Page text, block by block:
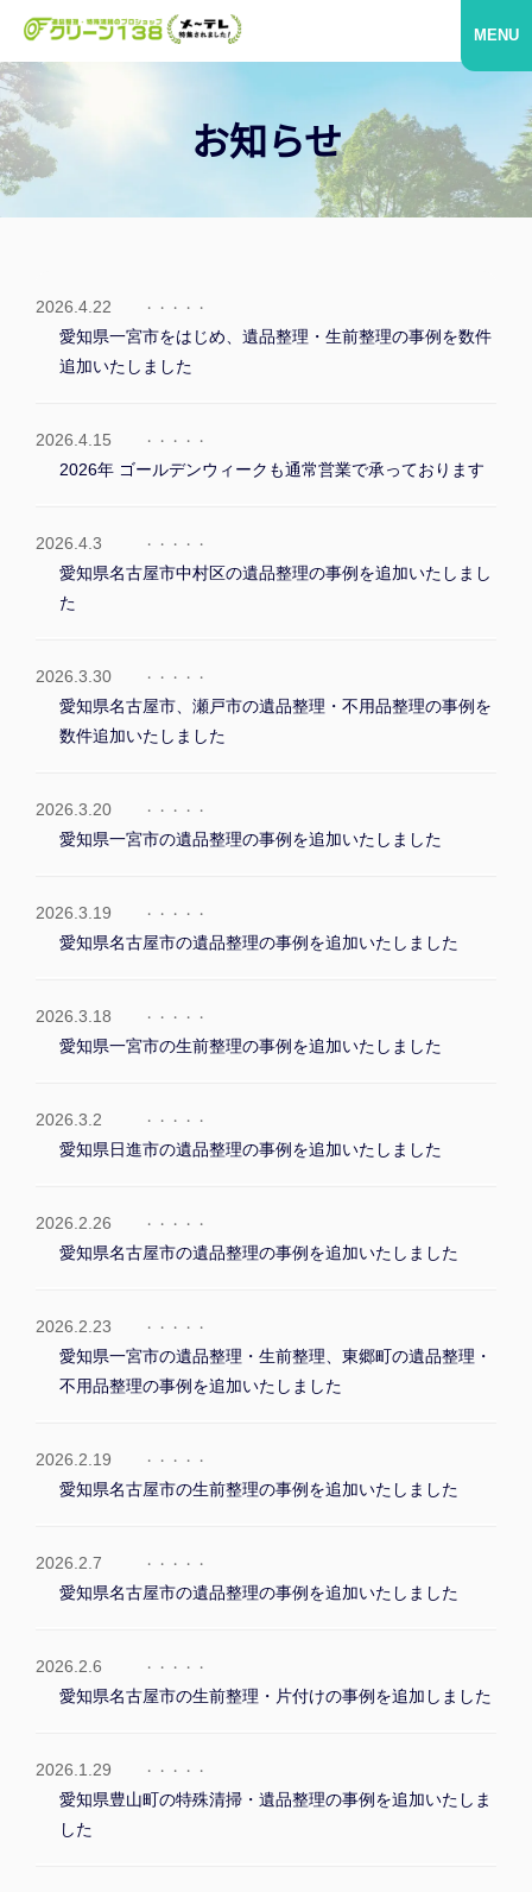
MENU
お知らせ
2026.4.22
愛知県一宮市をはじめ、遺品整理・生前整理の事例を数件
追加いたしました
2026.4.15
2026年 ゴールデンウィークも通常営業で承っております
2026.4.3
愛知県名古屋市中村区の遺品整理の事例を追加いたしまし
た
2026.3.30
愛知県名古屋市、瀬戸市の遺品整理・不用品整理の事例を
数件追加いたしました
2026.3.20
愛知県一宮市の遺品整理の事例を追加いたしました
2026.3.19
愛知県名古屋市の遺品整理の事例を追加いたしました
2026.3.18
愛知県一宮市の生前整理の事例を追加いたしました
2026.3.2
愛知県日進市の遺品整理の事例を追加いたしました
2026.2.26
愛知県名古屋市の遺品整理の事例を追加いたしました
2026.2.23
愛知県一宮市の遺品整理・生前整理、東郷町の遺品整理・
不用品整理の事例を追加いたしました
2026.2.19
愛知県名古屋市の生前整理の事例を追加いたしました
2026.2.7
愛知県名古屋市の遺品整理の事例を追加いたしました
2026.2.6
愛知県名古屋市の生前整理・片付けの事例を追加しました
2026.1.29
愛知県豊山町の特殊清掃・遺品整理の事例を追加いたしま
した